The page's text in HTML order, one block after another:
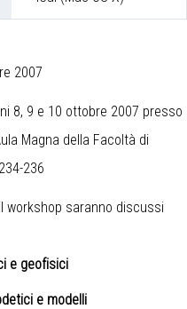
2007
8, 9 e 10 ottobre 2007 presso
Magna della Facoltà di
236
workshop saranno discussi
e geofisici
e modelli